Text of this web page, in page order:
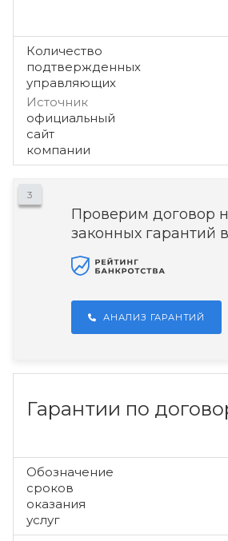
Количество
подтвержденных
управляющих
Источник
официальный
сайт
компании
3
Проверим договор
законных гарантий
АНАЛИЗ ГАРАНТИЙ
Гарантии по
Обозначение
сроков
оказания
услуг